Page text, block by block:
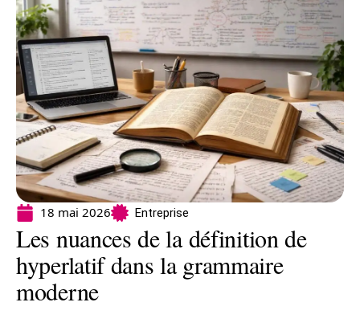
18 mai 2026 Entreprise
Les nuances de la définition de
hyperlatif dans la grammaire
moderne